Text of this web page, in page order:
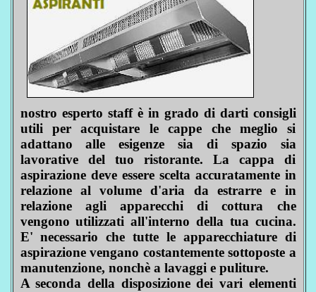
nostro esperto staff è in grado di darti consigli
utili per acquistare le cappe che meglio si
adattano alle esigenze sia di spazio sia
lavorative del tuo ristorante. La cappa di
aspirazione deve essere scelta accuratamente in
relazione al volume d'aria da estrarre e in
relazione agli apparecchi di cottura che
vengono utilizzati all'interno della tua cucina.
E' necessario che tutte le apparecchiature di
aspirazione vengano costantemente sottoposte a
manutenzione, nonchè a lavaggi e puliture.
A seconda della disposizione dei vari elementi